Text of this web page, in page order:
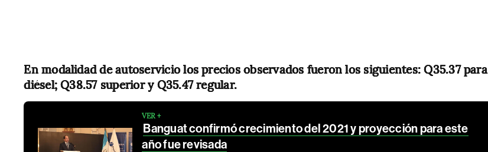
En modalidad de autoservicio los precios observados fueron los siguientes: Q35.37 para
diésel; Q38.57 superior y Q35.47 regular.
VER +
Banguat confirmó crecimiento del 2021 y proyección para este
año fue revisada